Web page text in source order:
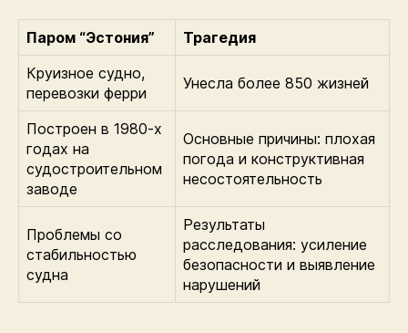
Паром “Эстония”
Трагедия
Круизное судно,
перевозки ферри
Унесла более 850 жизней
Построен в 1980-х
годах на
судостроительном
заводе
Основные причины: плохая
погода и конструктивная
несостоятельность
Проблемы со
стабильностью
судна
Результаты
расследования: усиление
безопасности и выявление
нарушений